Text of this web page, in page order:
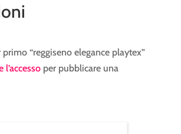
primo “reggiseno elegance playtex”
l’accessoper pubblicare una